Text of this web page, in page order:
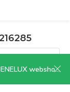
| CLICK HERE NOW!